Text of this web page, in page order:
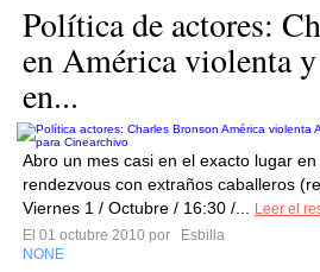
Política de actores:
en América violenta
en...
Abro un mes casi en el exacto lugar
rendezvous con extraños caballeros
Viernes 1 / Octubre / 16:30 /...
Leer el
El 01 octubre 2010 por
Esbilla
NONE